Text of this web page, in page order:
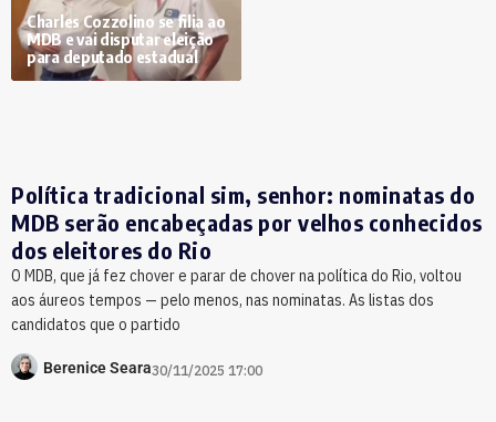
Charles Cozzolino se filia ao
MDB e vai disputar eleição
para deputado estadual
Política tradicional sim, senhor: nominatas do
MDB serão encabeçadas por velhos conhecidos
dos eleitores do Rio
O MDB, que já fez chover e parar de chover na política do Rio, voltou
aos áureos tempos — pelo menos, nas nominatas. As listas dos
candidatos que o partido
Berenice Seara30/11/2025 17:00